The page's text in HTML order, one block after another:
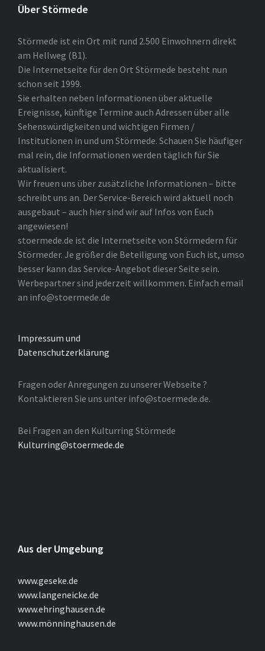
Über Störmede
Störmede ist ein Ort mit rund 2.500 Einwohnern direkt
am Hellweg (B1).
Die Internetseite für den Ort Störmede besteht nun
schon seit 1999.
Sie erhalten neben Informationen über aktuelle
Ereignisse, künftige Termine auch Adressen über alle
Sehenswürdigkeiten und wichtigen Firmen /
Institutionen in und um Störmede. Schauen Sie häufiger
mal rein, die Informationen werden täglich für Sie
aktualisiert.
Wir freuen uns über zusätzliche Informationen – bitte
schreibt uns an. Der Service-Bereich wird aktuell noch
ausgebaut – auch hier sind wir auf Infos von Euch
angewiesen!
stoermede.de ist die Internetseite von Störmedern für
Störmeder. Je größer die Beteiligung von Euch ist, umso
besser kann das Service-Angebot dieser Seite sein.
Werbepartner sind jederzeit willkommen. Einfach email
an info@stoermede.de
Impressum und
Datenschutzerklärung
Fragen oder Anregungen zu unserer Webseite ?
Kontaktieren Sie uns unter info@stoermede.de.
Bei Fragen an den Kulturring Störmede
Kulturring@stoermede.de
Aus der Umgebung
www.geseke.de
www.langeneicke.de
www.ehringhausen.de
www.mönninghausen.de